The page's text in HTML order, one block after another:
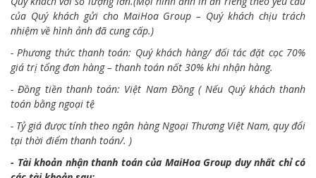
của Quý khách gửi cho MaiHoa Group – Quý khách chịu trách
nhiệm về hình ảnh đã cung cấp.)
- Phương thức thanh toán: Quý khách hàng/ đối tác đặt cọc 70%
giá trị tổng đơn hàng – thanh toán nốt 30% khi nhận hàng.
- Đồng tiền thanh toán: Việt Nam Đồng ( Nếu Quý khách thanh
toán bằng ngoại tệ
- Tỷ giá được tính theo ngân hàng Ngoại Thương Việt Nam, quy đổi
tại thời điểm thanh toán/. )
- Tài khoản nhận thanh toán của MaiHoa Group duy nhất chỉ có